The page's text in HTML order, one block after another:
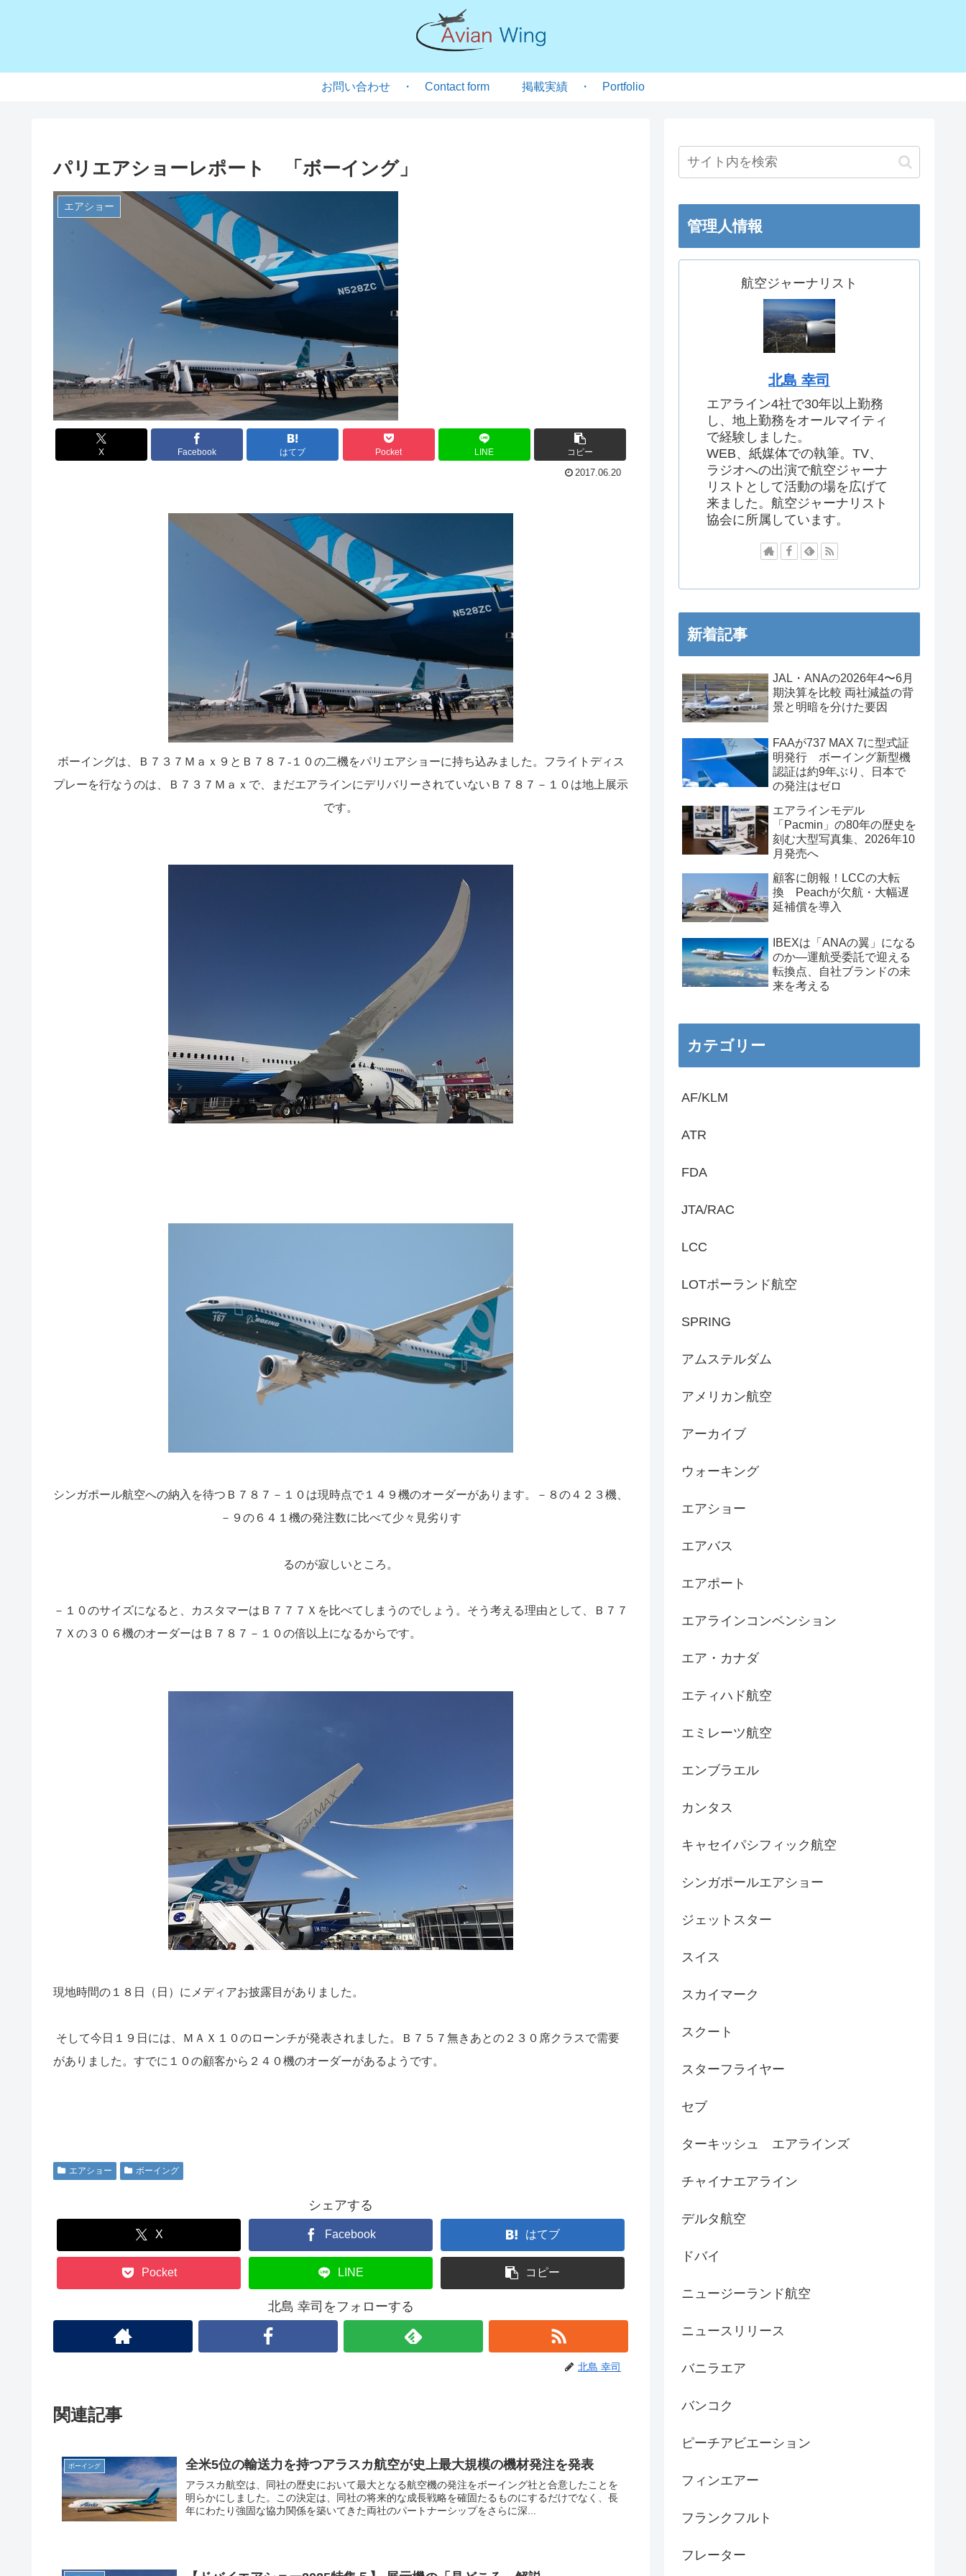
お問い合わせ ・ Contact form 掲載実績 ・ Portfolio
パリエアショーレポート 「ボーイング」
エアショー
X Facebook はてブ Pocket LINE コピー
2017.06.20
ボーイングは、Ｂ７３７Ｍａｘ９とＢ７８７‐１０の二機をパリエアショーに持ち込みました。フライトディス
プレーを行なうのは、Ｂ７３７Ｍａｘで、まだエアラインにデリバリーされていないＢ７８７－１０は地上展示
です。
シンガポール航空への納入を待つＢ７８７－１０は現時点で１４９機のオーダーがあります。－８の４２３機、
－９の６４１機の発注数に比べて少々見劣りす
るのが寂しいところ。
－１０のサイズになると、カスタマーはＢ７７７Ｘを比べてしまうのでしょう。そう考える理由として、Ｂ７７
７Ｘの３０６機のオーダーはＢ７８７－１０の倍以上になるからです。
現地時間の１８日（日）にメディアお披露目がありました。
そして今日１９日には、ＭＡＸ１０のローンチが発表されました。Ｂ７５７無きあとの２３０席クラスで需要
がありました。すでに１０の顧客から２４０機のオーダーがあるようです。
エアショー ボーイング
シェアする
X Facebook はてブ
Pocket LINE コピー
北島 幸司をフォローする
北島 幸司
関連記事
ボーイング 全米5位の輸送力を持つアラスカ航空が史上最大規模の機材発注を発表
アラスカ航空は、同社の歴史において最大となる航空機の発注をボーイング社と合意したことを
明らかにしました。この決定は、同社の将来的な成長戦略を確固たるものにするだけでなく、長
年にわたり強固な協力関係を築いてきた両社のパートナーシップをさらに深...
管理人情報
航空ジャーナリスト
北島 幸司
エアライン4社で30年以上勤務
し、地上勤務をオールマイティ
で経験しました。
WEB、紙媒体での執筆。TV、
ラジオへの出演で航空ジャーナ
リストとして活動の場を広げて
来ました。航空ジャーナリスト
協会に所属しています。
新着記事
JAL・ANAの2026年4〜6月
期決算を比較 両社減益の背
景と明暗を分けた要因
FAAが737 MAX 7に型式証
明発行 ボーイング新型機
認証は約9年ぶり、日本で
の発注はゼロ
エアラインモデル
「Pacmin」の80年の歴史を
刻む大型写真集、2026年10
月発売へ
顧客に朗報！LCCの大転
換 Peachが欠航・大幅遅
延補償を導入
IBEXは「ANAの翼」になる
のか―運航受委託で迎える
転換点、自社ブランドの未
来を考える
カテゴリー
AF/KLM
ATR
FDA
JTA/RAC
LCC
LOTポーランド航空
SPRING
アムステルダム
アメリカン航空
アーカイブ
ウォーキング
エアショー
エアバス
エアポート
エアラインコンベンション
エア・カナダ
エティハド航空
エミレーツ航空
エンブラエル
カンタス
キャセイパシフィック航空
シンガポールエアショー
ジェットスター
スイス
スカイマーク
スクート
スターフライヤー
セブ
ターキッシュ エアラインズ
チャイナエアライン
デルタ航空
ドバイ
ニュージーランド航空
ニュースリリース
バニラエア
バンコク
ピーチアビエーション
フィンエアー
フランクフルト
フレーター